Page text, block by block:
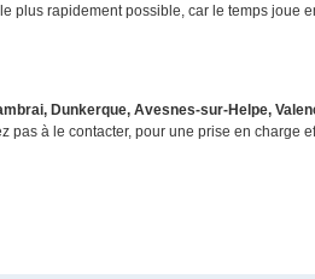
plus rapidement possible, car le temps joue
Dunkerque, Avesnes-sur-Helpe,
à le contacter, pour une prise en charge